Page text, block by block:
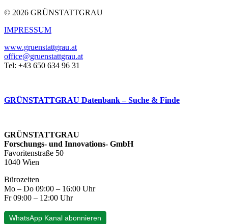
© 2026 GRÜNSTATTGRAU
IMPRESSUM
www.gruenstattgrau.at
office@gruenstattgrau.at
Tel: +43 650 634 96 31
GRÜNSTATTGRAU Datenbank – Suche & Finde
GRÜNSTATTGRAU
Forschungs- und Innovations- GmbH
Favoritenstraße 50
1040 Wien
Bürozeiten
Mo – Do 09:00 – 16:00 Uhr
Fr 09:00 – 12:00 Uhr
WhatsApp Kanal abonnieren